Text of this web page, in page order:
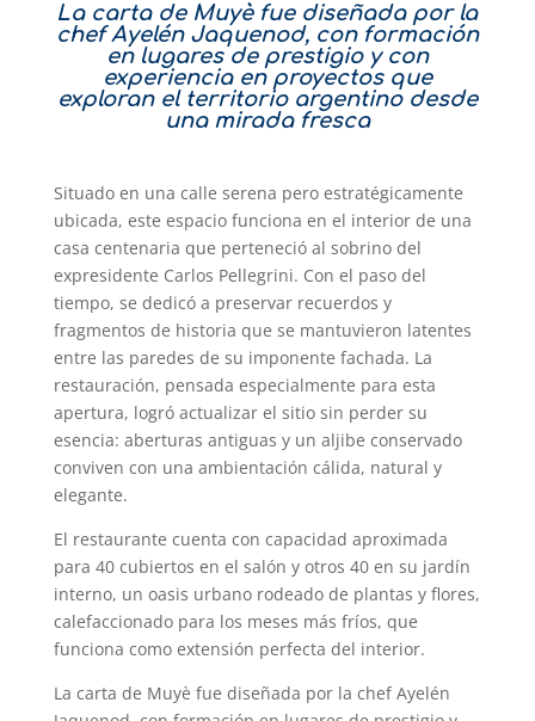
La carta de Muyè fue diseñada por la
chef Ayelén Jaquenod, con formación
en lugares de prestigio y con
experiencia en proyectos que
exploran el territorio argentino desde
una mirada fresca
Situado en una calle serena pero estratégicamente
ubicada, este espacio funciona en el interior de una
casa centenaria que perteneció al sobrino del
expresidente Carlos Pellegrini. Con el paso del
tiempo, se dedicó a preservar recuerdos y
fragmentos de historia que se mantuvieron latentes
entre las paredes de su imponente fachada. La
restauración, pensada especialmente para esta
apertura, logró actualizar el sitio sin perder su
esencia: aberturas antiguas y un aljibe conservado
conviven con una ambientación cálida, natural y
elegante.
El restaurante cuenta con capacidad aproximada
para 40 cubiertos en el salón y otros 40 en su jardín
interno, un oasis urbano rodeado de plantas y flores,
calefaccionado para los meses más fríos, que
funciona como extensión perfecta del interior.
La carta de Muyè fue diseñada por la chef Ayelén